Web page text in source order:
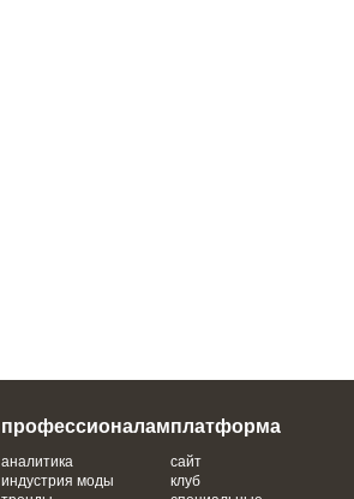
профессионалам
аналитика
индустрия моды
платформа
сайт
клуб